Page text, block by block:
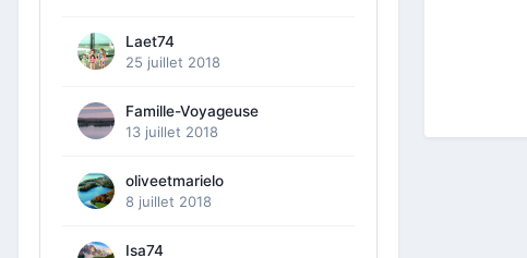
Laet74
25 juillet 2018
Famille-Voyageuse
13 juillet 2018
oliveetmarielo
8 juillet 2018
Isa74